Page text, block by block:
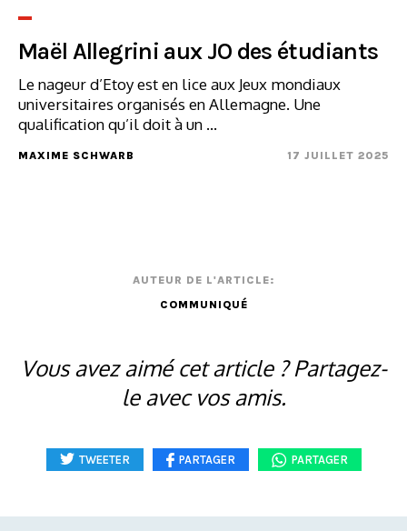
Maël Allegrini aux JO des étudiants
Le nageur d’Etoy est en lice aux Jeux mondiaux
universitaires organisés en Allemagne. Une
qualification qu’il doit à un ...
MAXIME SCHWARB 17 JUILLET 2025
AUTEUR DE L'ARTICLE:
COMMUNIQUÉ
Vous avez aimé cet article ? Partagez-
le avec vos amis.
TWEETER PARTAGER PARTAGER